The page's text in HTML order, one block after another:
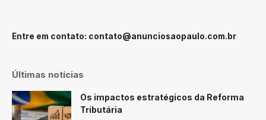
Entre em contato: contato@anunciosaopaulo.com.br
Últimas notícias
Os impactos estratégicos da Reforma
Tributária